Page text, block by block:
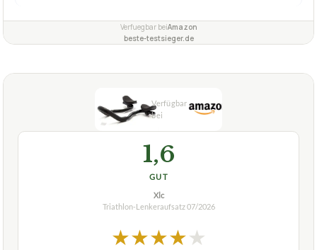
Verfuegbar beiAmazon
beste-testsieger.de
1,6
GUT
Xlc
Triathlon-Lenkeraufsatz07/2026
★★★★★